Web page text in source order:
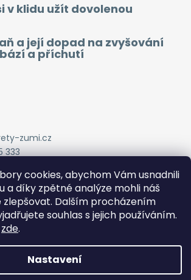
cookies, abychom Vám usnadnili
a díky zpětné analýze mohli náš
zlepšovat. Dalším procházením
souhlas s jejich používáním.
zde.
Nastavení
v klidu užít dovolenou
a její dopad na zvyšování
a příchutí
zumi.cz
333